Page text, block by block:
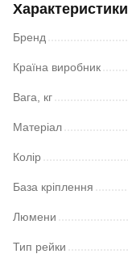
Характеристики
Бренд
Країна виробник
Вага, кг
Матеріал
Колір
База кріплення
Люмени
Тип рейки